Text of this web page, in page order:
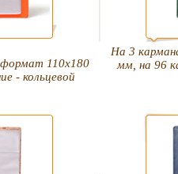
110х180
- кольцевой
На 3
мм, на 96